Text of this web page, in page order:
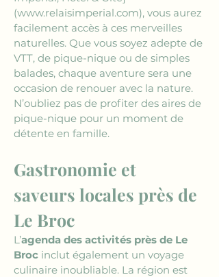
(www.relaisimperial.com), vous aurez
facilement accès à ces merveilles
naturelles. Que vous soyez adepte de
VTT, de pique-nique ou de simples
balades, chaque aventure sera une
occasion de renouer avec la nature.
N’oubliez pas de profiter des aires de
pique-nique pour un moment de
détente en famille.
Gastronomie et
saveurs locales près de
Le Broc
L’agenda des activités près de Le
Broc inclut également un voyage
culinaire inoubliable. La région est